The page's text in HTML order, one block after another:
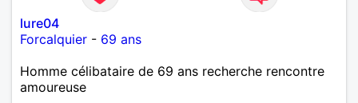
lure04
Forcalquier - 69 ans
Homme célibataire de 69 ans recherche rencontre
amoureuse